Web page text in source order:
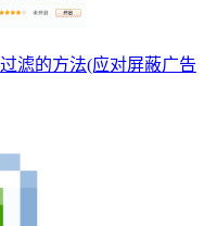
滤的方法(应对屏蔽广告